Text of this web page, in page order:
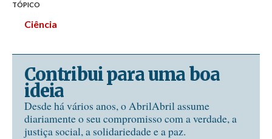
TÓPICO
Ciência
Contribui para uma boa
ideia
Desde há vários anos, o AbrilAbril assume
diariamente o seu compromisso com a verdade, a
justiça social, a solidariedade e a paz.